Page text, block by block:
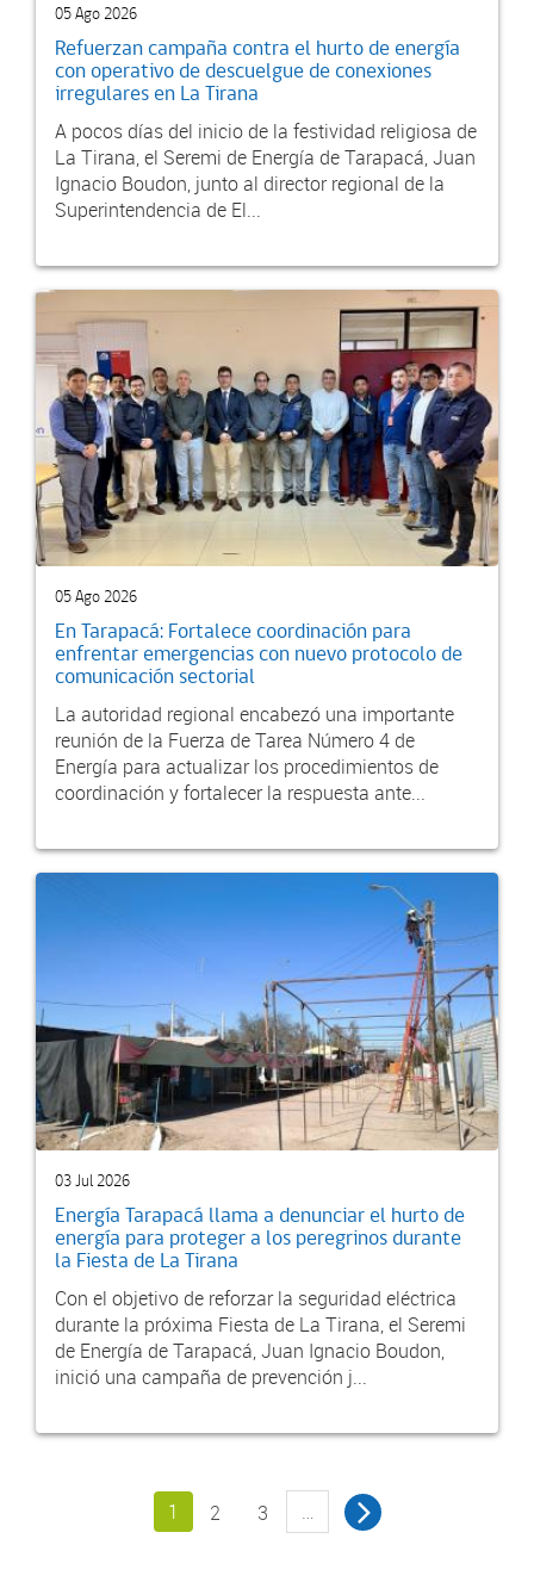
05 Ago 2026
Refuerzan campaña contra el hurto de energía
con operativo de descuelgue de conexiones
irregulares en La Tirana
A pocos días del inicio de la festividad religiosa de
La Tirana, el Seremi de Energía de Tarapacá, Juan
Ignacio Boudon, junto al director regional de la
Superintendencia de El...
05 Ago 2026
En Tarapacá: Fortalece coordinación para
enfrentar emergencias con nuevo protocolo de
comunicación sectorial
La autoridad regional encabezó una importante
reunión de la Fuerza de Tarea Número 4 de
Energía para actualizar los procedimientos de
coordinación y fortalecer la respuesta ante...
03 Jul 2026
Energía Tarapacá llama a denunciar el hurto de
energía para proteger a los peregrinos durante
la Fiesta de La Tirana
Con el objetivo de reforzar la seguridad eléctrica
durante la próxima Fiesta de La Tirana, el Seremi
de Energía de Tarapacá, Juan Ignacio Boudon,
inició una campaña de prevención j...
1 2 3 …